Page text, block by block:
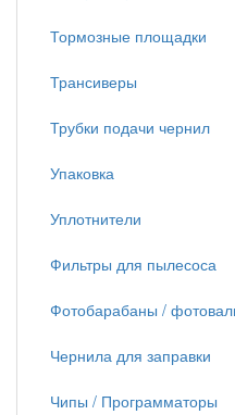
Тормозные площадки
Трансиверы
Трубки подачи чернил
Упаковка
Уплотнители
Фильтры для пылесоса
Фотобарабаны /
Чернила для заправки
Чипы / Программаторы